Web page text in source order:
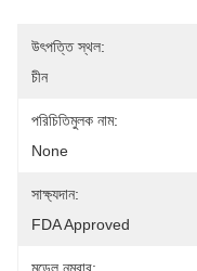
উৎপত্তি স্থল:
চীন
পরিচিতিমুলক নাম:
None
সাক্ষ্যদান:
FDA Approved